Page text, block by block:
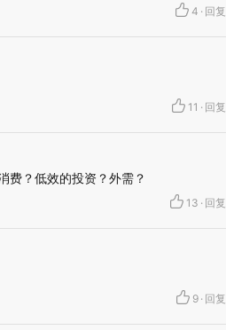
4 · 回复
11 · 回复
费？低效的投资？外需？
13 · 回复
9 · 回复